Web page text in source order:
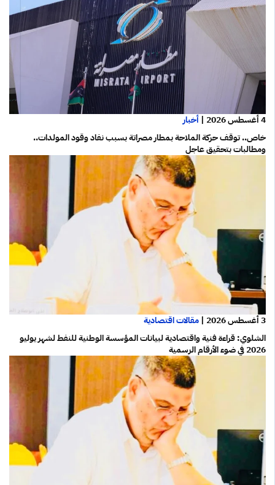
4 أغسطس 2026 | أخبار
خاص.. توقف حركة الملاحة بمطار مصراتة بسبب نفاد وقود المولدات..
ومطالبات بتحقيق عاجل
3 أغسطس 2026 | مقالات اقتصادية
الشلوي: قراءة فنية واقتصادية لبيانات المؤسسة الوطنية للنفط لشهر يوليو
2026 في ضوء الأرقام الرسمية